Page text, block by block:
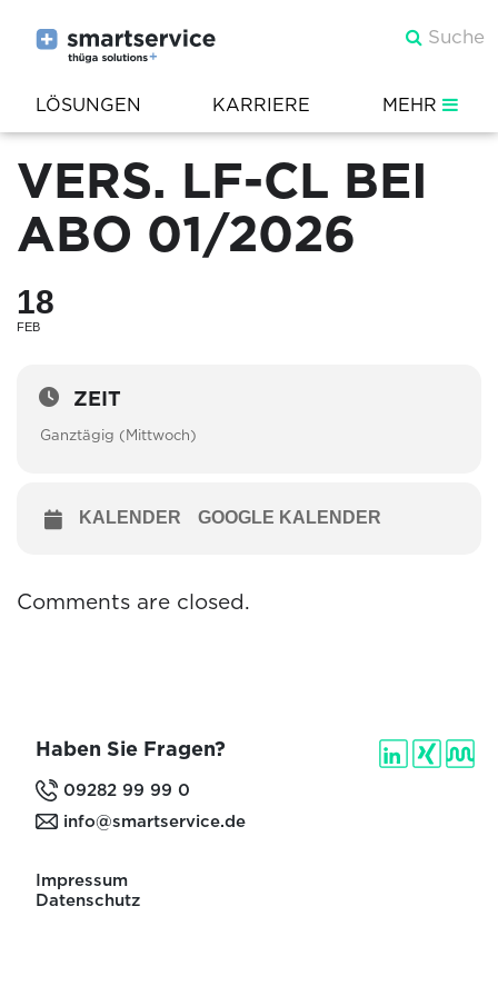
LÖSUNGEN KARRIERE MEHR
VERS. LF-CL BEI
ABO 01/2026
18
FEB
ZEIT
Ganztägig (Mittwoch)
KALENDER GOOGLE KALENDER
Comments are closed.
Haben Sie Fragen?
09282 99 99 0
info@smartservice.de
Impressum
Datenschutz